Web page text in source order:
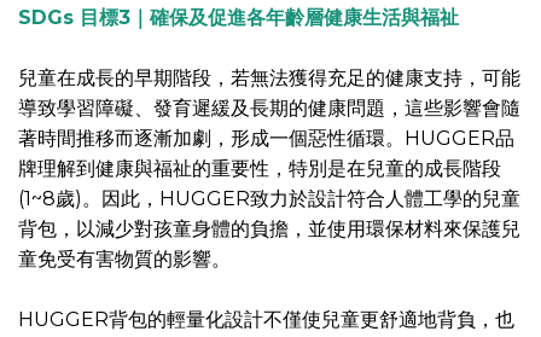
SDGs 目標3｜確保及促進各年齡層健康生活與福祉
兒童在成長的早期階段，若無法獲得充足的健康支持，可能
導致學習障礙、發育遲緩及長期的健康問題，這些影響會隨
著時間推移而逐漸加劇，形成一個惡性循環。HUGGER品
牌理解到健康與福祉的重要性，特別是在兒童的成長階段
(1~8歲)。因此，HUGGER致力於設計符合人體工學的兒童
背包，以減少對孩童身體的負擔，並使用環保材料來保護兒
童免受有害物質的影響。
HUGGER背包的輕量化設計不僅使兒童更舒適地背負，也